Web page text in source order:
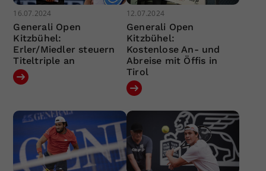
16.07.2024
Generali Open
Kitzbühel:
Erler/Miedler steuern
Titeltriple an
12.07.2024
Generali Open
Kitzbühel:
Kostenlose An- und
Abreise mit Öffis in
Tirol